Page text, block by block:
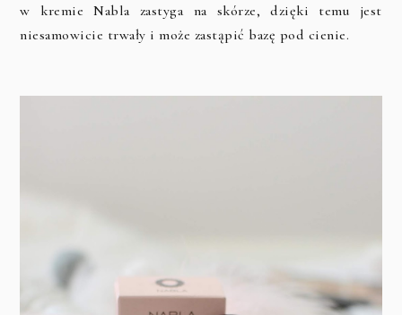
w kremie Nabla zastyga na skórze, dzięki temu jest
niesamowicie trwały i może zastąpić bazę pod cienie.